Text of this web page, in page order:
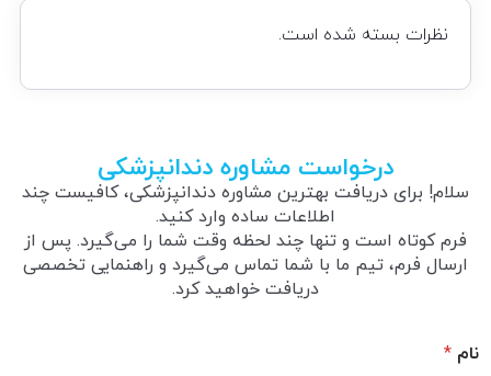
نظرات بسته شده است.
درخواست مشاوره دندانپزشکی
سلام! برای دریافت بهترین مشاوره دندانپزشکی، کافیست چند
اطلاعات ساده وارد کنید.
فرم کوتاه است و تنها چند لحظه وقت شما را می‌گیرد. پس از
ارسال فرم، تیم ما با شما تماس می‌گیرد و راهنمایی تخصصی
دریافت خواهید کرد.
نام *